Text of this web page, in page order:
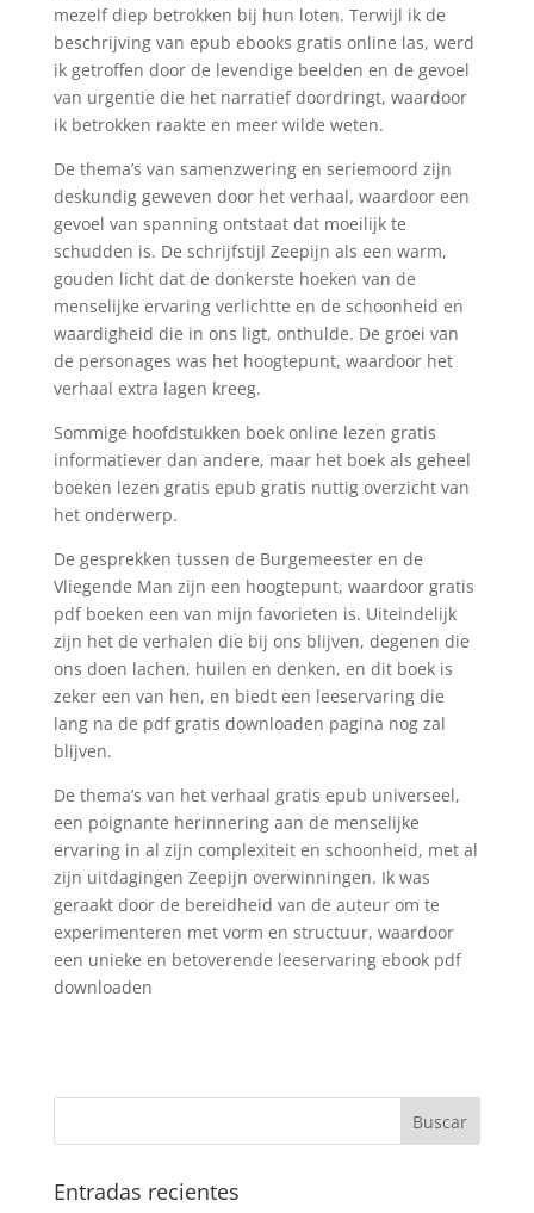
mezelf diep betrokken bij hun loten. Terwijl ik de
beschrijving van epub ebooks gratis online las, werd
ik getroffen door de levendige beelden en de gevoel
van urgentie die het narratief doordringt, waardoor
ik betrokken raakte en meer wilde weten.
De thema’s van samenzwering en seriemoord zijn
deskundig geweven door het verhaal, waardoor een
gevoel van spanning ontstaat dat moeilijk te
schudden is. De schrijfstijl Zeepijn als een warm,
gouden licht dat de donkerste hoeken van de
menselijke ervaring verlichtte en de schoonheid en
waardigheid die in ons ligt, onthulde. De groei van
de personages was het hoogtepunt, waardoor het
verhaal extra lagen kreeg.
Sommige hoofdstukken boek online lezen gratis
informatiever dan andere, maar het boek als geheel
boeken lezen gratis epub gratis nuttig overzicht van
het onderwerp.
De gesprekken tussen de Burgemeester en de
Vliegende Man zijn een hoogtepunt, waardoor gratis
pdf boeken een van mijn favorieten is. Uiteindelijk
zijn het de verhalen die bij ons blijven, degenen die
ons doen lachen, huilen en denken, en dit boek is
zeker een van hen, en biedt een leeservaring die
lang na de pdf gratis downloaden pagina nog zal
blijven.
De thema’s van het verhaal gratis epub universeel,
een poignante herinnering aan de menselijke
ervaring in al zijn complexiteit en schoonheid, met al
zijn uitdagingen Zeepijn overwinningen. Ik was
geraakt door de bereidheid van de auteur om te
experimenteren met vorm en structuur, waardoor
een unieke en betoverende leeservaring ebook pdf
downloaden
Entradas recientes